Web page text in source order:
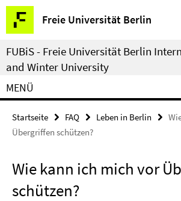
Springe
direkt
zu
Inhalt
Freie Universität Berlin
Service-
Navigation
FUBiS - Freie Universität Berlin
and Winter University
MENÜ
Startseite FAQ Leben in Berlin
Übergriffen schützen?
Wie kann ich mich vor
schützen?